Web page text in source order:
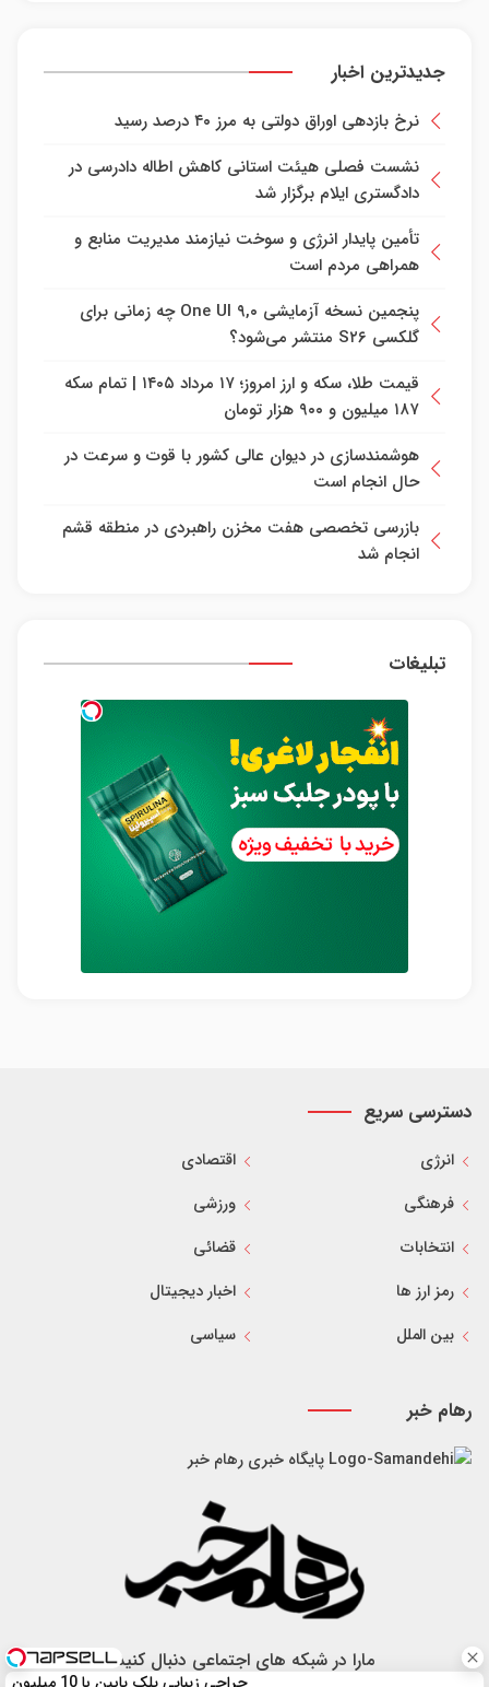
جدیدترین اخبار
نرخ بازدهی اوراق دولتی به مرز ۴۰ درصد رسید
نشست فصلی هیئت استانی کاهش اطاله دادرسی در
دادگستری ایلام برگزار شد
تأمین پایدار انرژی و سوخت نیازمند مدیریت منابع و
همراهی مردم است
پنجمین نسخه آزمایشی One UI ۹,۰ چه زمانی برای
گلکسی S۲۶ منتشر می‌شود؟
قیمت طلا، سکه و ارز امروز؛ ۱۷ مرداد ۱۴۰۵ | تمام سکه
۱۸۷ میلیون و ۹۰۰ هزار تومان
هوشمندسازی در دیوان عالی کشور با قوت و سرعت در
حال انجام است
بازرسی تخصصی هفت مخزن راهبردی در منطقه قشم
انجام شد
تبلیغات
دسترسی سریع
انرژی
اقتصادی
فرهنگی
ورزشی
انتخابات
قضائی
رمز ارز ها
اخبار دیجیتال
بین الملل
سیاسی
رهام خبر
پایگاه خبری رهام خبر
مارا در شبکه های اجتماعی دنبال کنید